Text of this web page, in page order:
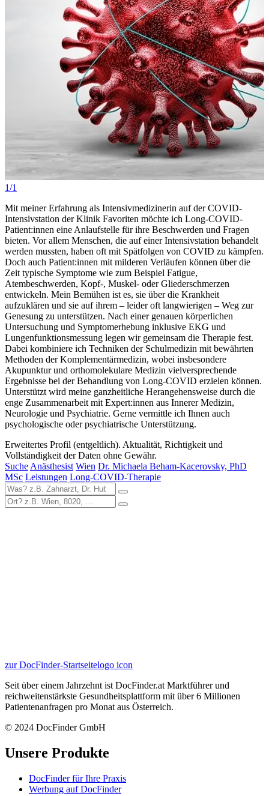
1/1
Mit meiner Erfahrung als Intensivmedizinerin auf der COVID-
Intensivstation der Klinik Favoriten möchte ich Long-COVID-
Patient:innen eine Anlaufstelle für ihre Beschwerden und Fragen
bieten. Vor allem Menschen, die auf einer Intensivstation behandelt
werden mussten, haben oft mit Spätfolgen von COVID zu kämpfen.
Doch auch Patient:innen mit milderen Verläufen können über die
Zeit typische Symptome wie zum Beispiel Fatigue,
Atembeschwerden, Kopf-, Muskel- oder Gliederschmerzen
entwickeln. Mein Bemühen ist es, sie über die Krankheit
aufzuklären und sie auf ihrem – leider oft langwierigen – Weg zur
Genesung zu unterstützen. Nach einer genauen körperlichen
Untersuchung und Symptomerhebung inklusive EKG und
Lungenfunktionsmessung legen wir gemeinsam die Therapie fest.
Dabei kombiniere ich Techniken der Schulmedizin mit bewährten
Methoden der Komplementärmedizin, wobei insbesondere
Akupunktur und orthomolekulare Medizin vielversprechende
Ergebnisse bei der Behandlung von Long-COVID erzielen können.
Unterstützt wird meine ganzheitliche Herangehensweise durch die
enge Zusammenarbeit mit Expert:innen aus Innerer Medizin,
Neurologie und Psychiatrie. Gerne vermittle ich Ihnen auch
psychologische oder psychiatrische Unterstützung.
Erweitertes Profil (entgeltlich). Aktualität, Richtigkeit und
Vollständigkeit der Daten ohne Gewähr.
Suche Anästhesist Wien Dr. Michaela Beham-Kacerovsky, PhD
MSc Leistungen Long-COVID-Therapie
zur DocFinder-Startseitelogo icon
Seit über einem Jahrzehnt ist DocFinder.at Marktführer und
reichweitenstärkste Gesundheitsplattform mit über 6 Millionen
Patientenanfragen pro Monat aus Österreich.
© 2024 DocFinder GmbH
Unsere Produkte
DocFinder für Ihre Praxis
Werbung auf DocFinder